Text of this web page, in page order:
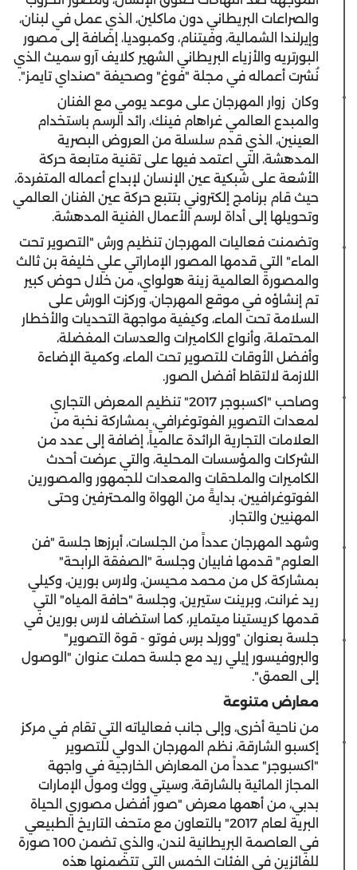
والصراعات البريطاني دون ماكلين، الذي عمل في لبنان،
وإيرلندا الشمالية، وفيتنام، وكمبوديا، إضافة إلى مصور
البورتريه والأزياء البريطاني الشهير كلايف آرو سميث الذي
نُشرت أعماله في مجلة "فوغ" وصحيفة "صنداي تايمز".
وكان زوار المهرجان على موعد يومي مع الفنان
والمبدع العالمي غراهام فينك، رائد الرسم باستخدام
العينين، الذي قدم سلسلة من العروض البصرية
المدهشة، التي اعتمد فيها على تقنية متابعة حركة
الأشعة على شبكية عين الإنسان لإبداع أعماله المتفردة،
حيث قام برنامج إلكتروني بتتبع حركة عين الفنان العالمي
وتحويلها إلى أداة لرسم الأعمال الفنية المدهشة.
وتضمنت فعاليات المهرجان تنظيم ورش "التصوير تحت
الماء" التي قدمها المصور الإماراتي علي خليفة بن ثالث
والمصورة العالمية زينة هولواي، من خلال حوض كبير
تم إنشاؤه في موقع المهرجان، وركزت الورش على
السلامة تحت الماء، وكيفية مواجهة التحديات والأخطار
المحتملة، وأنواع الكاميرات والعدسات المفضلة،
وأفضل الأوقات للتصوير تحت الماء، وكمية الإضاءة
اللازمة لالتقاط أفضل الصور.
وصاحب "اكسبوجر 2017" تنظيم المعرض التجاري
لمعدات التصوير الفوتوغرافي، بمشاركة نخبة من
العلامات التجارية الرائدة عالمياً، إضافة إلى عدد من
الشركات والمؤسسات المحلية، والتي عرضت أحدث
الكاميرات والملحقات والمعدات للجمهور والمصورين
الفوتوغرافيين، بدايةً من الهواة والمحترفين وحتى
المهنيين والتجار.
وشهد المهرجان عدداً من الجلسات، أبرزها جلسة "فن
العلوم" قدمها فابيان وجلسة "الصفقة الرابحة"
بمشاركة كل من محمد محيسن، ولارس بورين، وكيلي
ريد غرانت، وبرينت ستيرين، وجلسة "حافة المياه" التي
قدمها كريستينا ميتماير، كما استضاف لارس بورين في
جلسة بعنوان "وورلد برس فوتو - قوة التصوير"
والبروفيسور إيلي ريد مع جلسة حملت عنوان "الوصول
إلى العمق".
معارض متنوعة
من ناحية أخرى، وإلى جانب فعالياته التي تقام في مركز
إكسبو الشارقة، نظم المهرجان الدولي للتصوير
"اكسبوجر" عدداً من المعارض الخارجية في واجهة
المجاز المائية بالشارقة، وسيتي ووك ومول الإمارات
بدبي، من أهمها معرض "صور أفضل مصوري الحياة
البرية لعام 2017" بالتعاون مع متحف التاريخ الطبيعي
في العاصمة البريطانية لندن، والذي تضمن 100 صورة
للفائزين في الفئات الخمس التي تتضمنها هذه